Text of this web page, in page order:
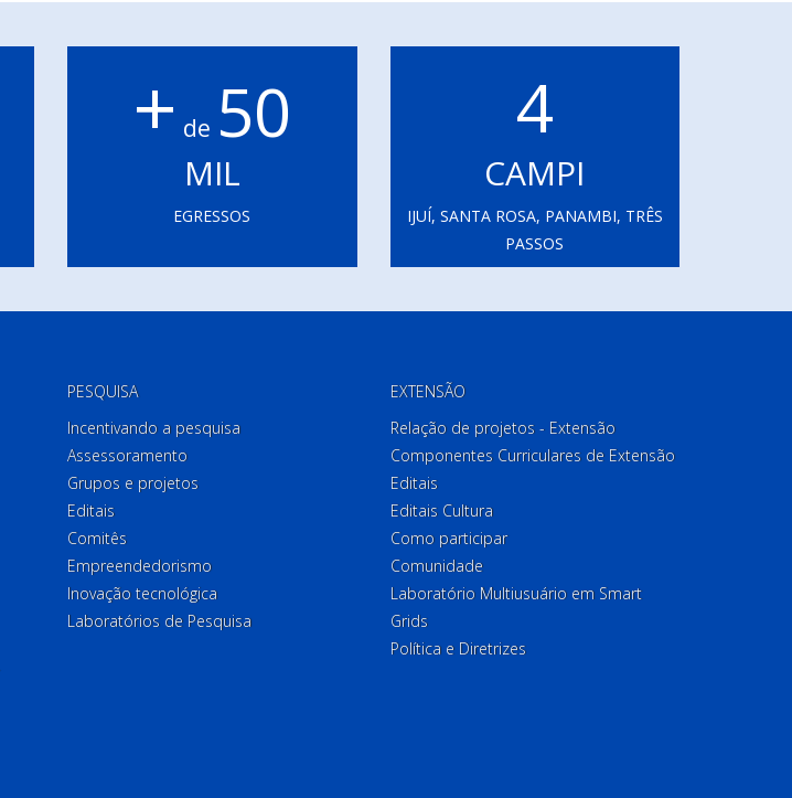
+ de 50
MIL
EGRESSOS
4
CAMPI
IJUÍ, SANTA ROSA, PANAMBI, TRÊS
PASSOS
PESQUISA
Incentivando a pesquisa
Assessoramento
Grupos e projetos
Editais
Comitês
Empreendedorismo
Inovação tecnológica
Laboratórios de Pesquisa
EXTENSÃO
Relação de projetos - Extensão
Componentes Curriculares de Extensão
Editais
Editais Cultura
Como participar
Comunidade
Laboratório Multiusuário em Smart
Grids
Política e Diretrizes